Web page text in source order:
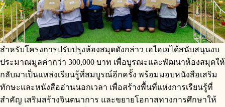
สำหรับโครงการปรับปรุงห้องสมุดดังกล่าว เอไอเอได้สนับสนุนงบ
ประมาณมูลค่ากว่า 300,000 บาท เพื่อบูรณะและพัฒนาห้องสมุดให้
กลับมาเป็นแหล่งเรียนรู้ที่สมบูรณ์อีกครั้ง พร้อมมอบหนังสือเสริม
ทักษะและหนังสืออ่านนอกเวลา เพื่อสร้างพื้นที่แห่งการเรียนรู้ที่
สำคัญ เสริมสร้างจินตนาการ และขยายโอกาสทางการศึกษาให้